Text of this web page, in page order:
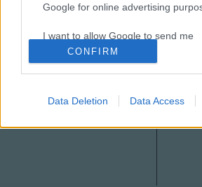
Google for online advertising
I want to allow Google to send me
personalized advertising.
related to analytics like cookies on
device identifiers in apps.
CONFIRM
Data Deletion Data Access
MEGOSZTÁS